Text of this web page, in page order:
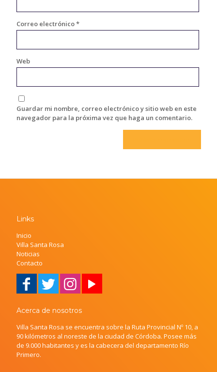
Correo electrónico*
Web
Guardar mi nombre, correo electrónico y sitio web en este
navegador para la próxima vez que haga un comentario.
Links
Inicio
Villa Santa Rosa
Noticias
Contacto
Acerca de nosotros
Villa Santa Rosa se encuentra sobre la Ruta Provincial Nº 10, a
90 kilómetros al noreste de la ciudad de Córdoba. Posee más
de 9.000 habitantes y es la cabecera del departamento Río
Primero.